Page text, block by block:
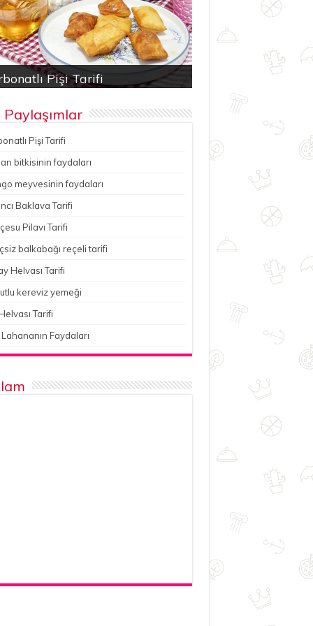
Pişi Tarifi
bitkisinin faydaları
Baklava Tarifi
Pilavı Tarifi
kereviz yemeği
Paylaşımlar
Pişi Tarifi
bitkisinin faydaları
meyvesinin faydaları
Baklava Tarifi
Pilavı Tarifi
balkabağı reçeli tarifi
Helvası Tarifi
kereviz yemeği
Tarifi
Faydaları